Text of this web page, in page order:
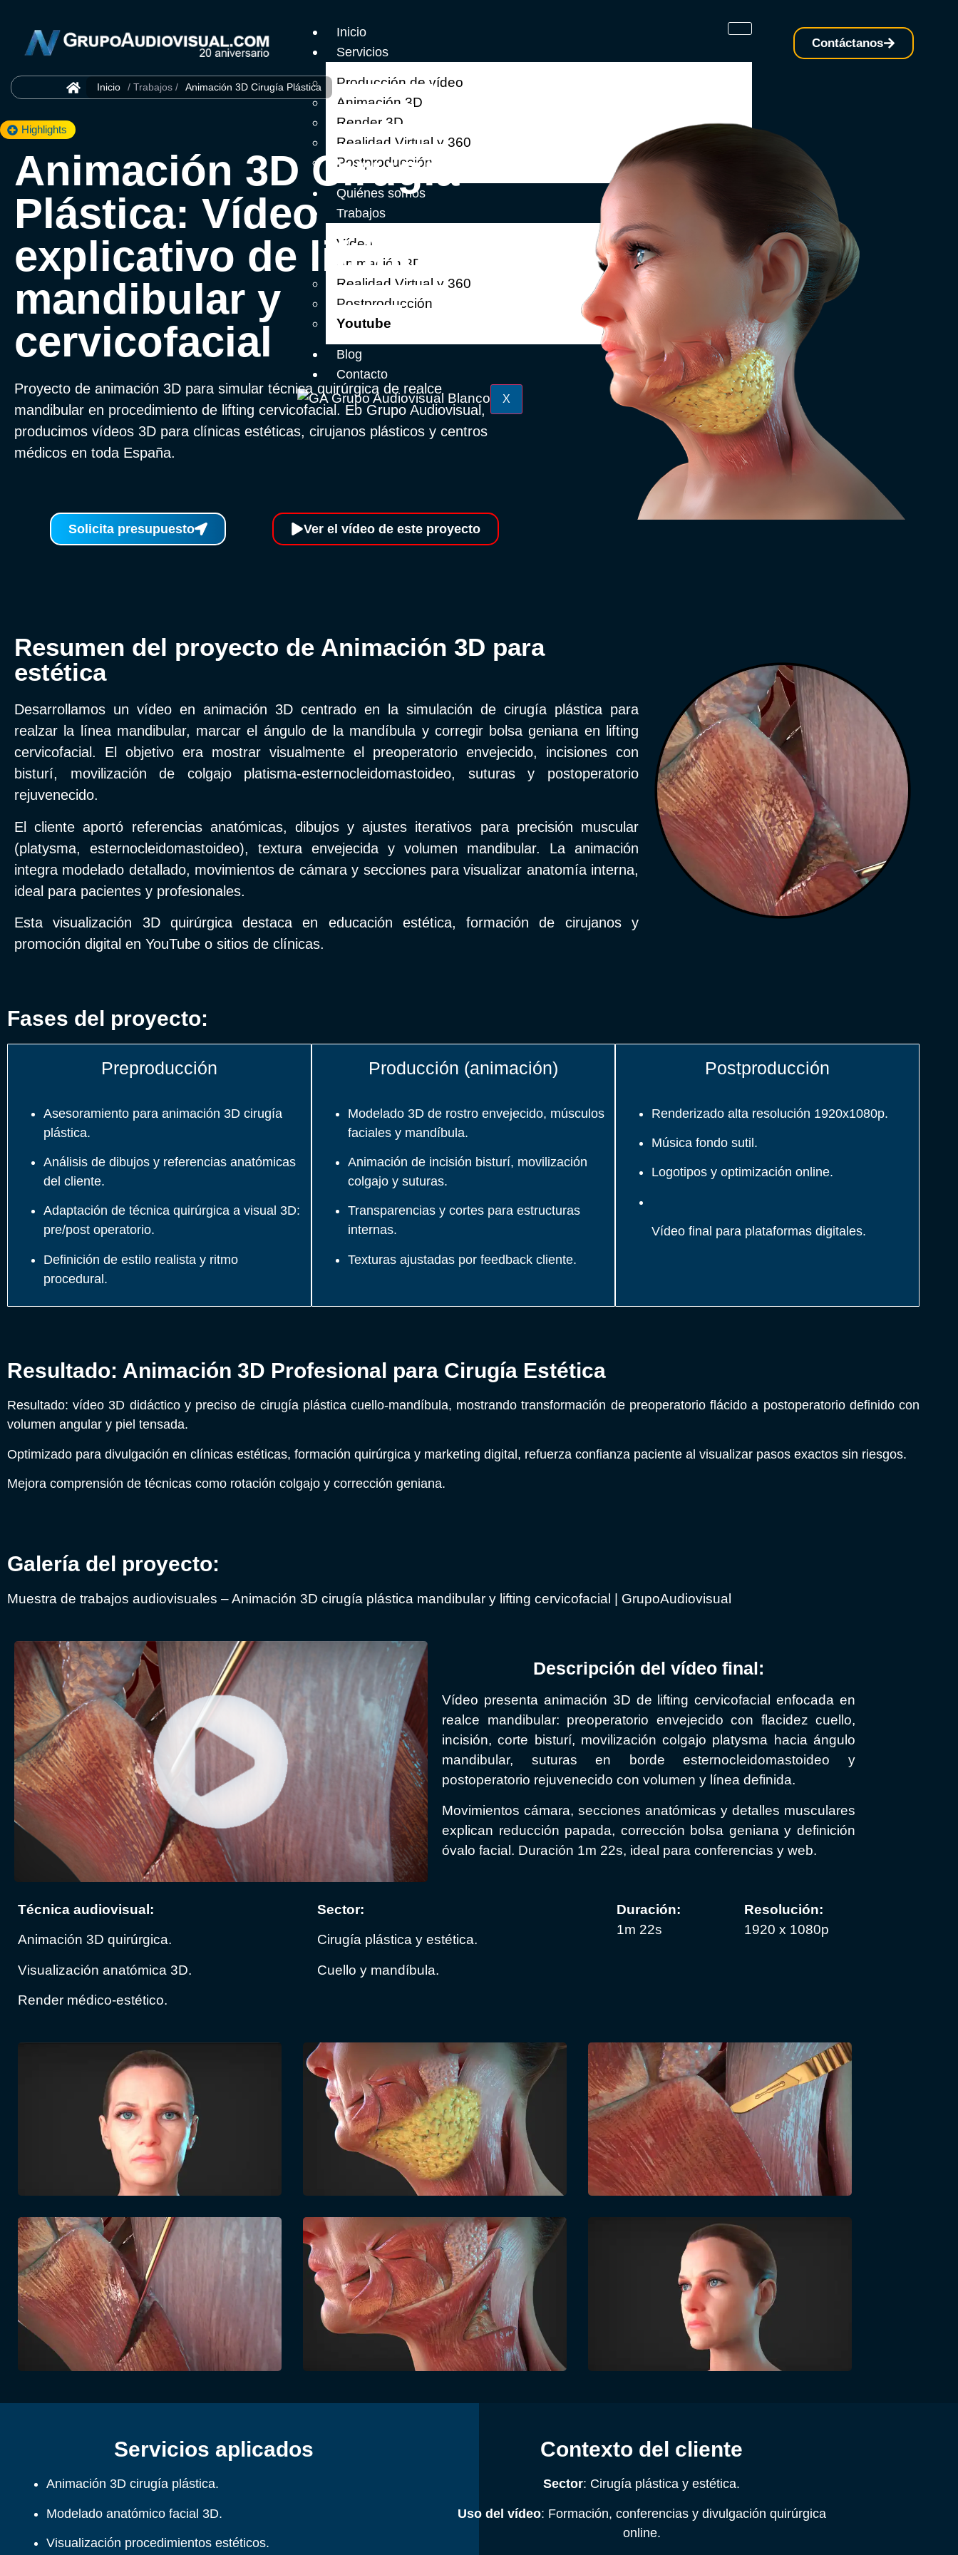
Inicio
Servicios
Producción de vídeo
Animación 3D
Render 3D
Realidad Virtual y 360
Postproducción
Quiénes somos
Trabajos
Vídeo
Animación 3D
Realidad Virtual y 360
Postproducción
Youtube
Blog
Contacto
X
Contáctanos
Inicio / Trabajos / Animación 3D Cirugía Plástica
Highlights
Animación 3D Cirugía
Plástica: Vídeo
explicativo de lifting
mandibular y
cervicofacial
Proyecto de animación 3D para simular técnica quirúrgica de realce
mandibular en procedimiento de lifting cervicofacial. Eb Grupo Audiovisual,
producimos vídeos 3D para clínicas estéticas, cirujanos plásticos y centros
médicos en toda España.
Solicita presupuesto Ver el vídeo de este proyecto
Resumen del proyecto de Animación 3D para
estética
Desarrollamos un vídeo en animación 3D centrado en la simulación de cirugía plástica para
realzar la línea mandibular, marcar el ángulo de la mandíbula y corregir bolsa geniana en lifting
cervicofacial. El objetivo era mostrar visualmente el preoperatorio envejecido, incisiones con
bisturí, movilización de colgajo platisma-esternocleidomastoideo, suturas y postoperatorio
rejuvenecido.
El cliente aportó referencias anatómicas, dibujos y ajustes iterativos para precisión muscular
(platysma, esternocleidomastoideo), textura envejecida y volumen mandibular. La animación
integra modelado detallado, movimientos de cámara y secciones para visualizar anatomía interna,
ideal para pacientes y profesionales.
Esta visualización 3D quirúrgica destaca en educación estética, formación de cirujanos y
promoción digital en YouTube o sitios de clínicas.
Fases del proyecto:
Preproducción
Asesoramiento para animación 3D cirugía
plástica.
Análisis de dibujos y referencias anatómicas
del cliente.
Adaptación de técnica quirúrgica a visual 3D:
pre/post operatorio.
Definición de estilo realista y ritmo
procedural.
Producción (animación)
Modelado 3D de rostro envejecido, músculos
faciales y mandíbula.
Animación de incisión bisturí, movilización
colgajo y suturas.
Transparencias y cortes para estructuras
internas.
Texturas ajustadas por feedback cliente.
Postproducción
Renderizado alta resolución 1920x1080p.
Música fondo sutil.
Logotipos y optimización online.
Vídeo final para plataformas digitales.
Resultado: Animación 3D Profesional para Cirugía Estética
Resultado: vídeo 3D didáctico y preciso de cirugía plástica cuello-mandíbula, mostrando transformación de preoperatorio flácido a postoperatorio definido con
volumen angular y piel tensada.
Optimizado para divulgación en clínicas estéticas, formación quirúrgica y marketing digital, refuerza confianza paciente al visualizar pasos exactos sin riesgos.
Mejora comprensión de técnicas como rotación colgajo y corrección geniana.
Galería del proyecto:
Muestra de trabajos audiovisuales – Animación 3D cirugía plástica mandibular y lifting cervicofacial | GrupoAudiovisual
Descripción del vídeo final:
Vídeo presenta animación 3D de lifting cervicofacial enfocada en
realce mandibular: preoperatorio envejecido con flacidez cuello,
incisión, corte bisturí, movilización colgajo platysma hacia ángulo
mandibular, suturas en borde esternocleidomastoideo y
postoperatorio rejuvenecido con volumen y línea definida.
Movimientos cámara, secciones anatómicas y detalles musculares
explican reducción papada, corrección bolsa geniana y definición
óvalo facial. Duración 1m 22s, ideal para conferencias y web.
Técnica audiovisual:
Animación 3D quirúrgica.
Visualización anatómica 3D.
Render médico-estético.
Sector:
Cirugía plástica y estética.
Cuello y mandíbula.
Duración:
1m 22s
Resolución:
1920 x 1080p
Servicios aplicados
Animación 3D cirugía plástica.
Modelado anatómico facial 3D.
Visualización procedimientos estéticos.
Contexto del cliente
Sector: Cirugía plástica y estética.
Uso del vídeo: Formación, conferencias y divulgación quirúrgica
online.